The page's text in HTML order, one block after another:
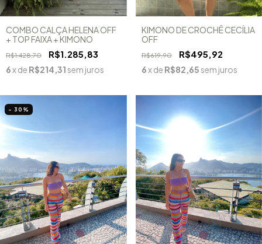
COMBO CALÇA HELENA OFF
+ TOP FAIXA + KIMONO
R$1.428,70 R$1.285,83
6x de R$214,31 sem juros
KIMONO DE CROCHÊ CECÍLIA
OFF
R$619,90 R$495,92
6x de R$82,65 sem juros
- 30 %